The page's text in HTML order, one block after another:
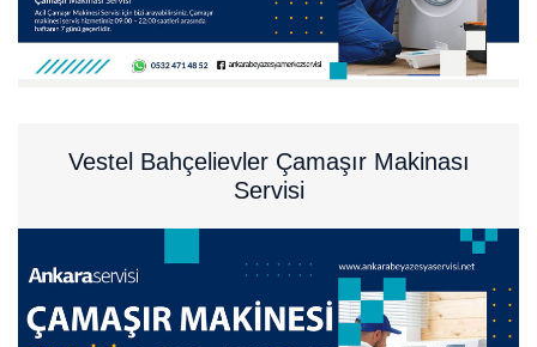
Vestel Bahçelievler Çamaşır Makinası
Servisi